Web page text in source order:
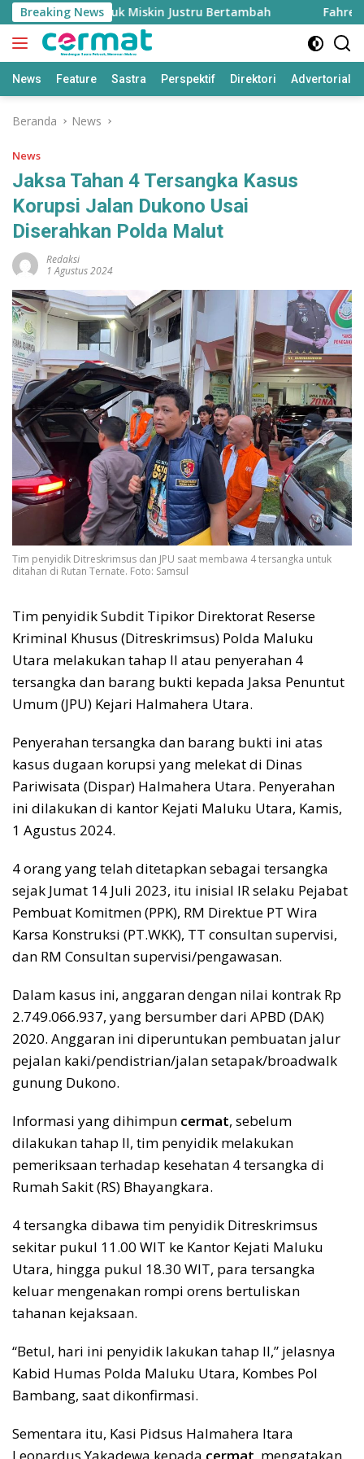
Langsung
ke
konten
Breaking News
Penduduk Miskin Justru Bertambah Fahreza
News Feature Sastra Perspektif Direktori Advertorial
Beranda News
News
Jaksa Tahan 4 Tersangka Kasus
Korupsi Jalan Dukono Usai
Diserahkan Polda Malut
Redaksi
1 Agustus 2024
Tim penyidik Ditreskrimsus dan JPU saat membawa 4 tersangka untuk
ditahan di Rutan Ternate. Foto: Samsul
Tim penyidik Subdit Tipikor Direktorat Reserse
Kriminal Khusus (Ditreskrimsus) Polda Maluku
Utara melakukan tahap II atau penyerahan 4
tersangka dan barang bukti kepada Jaksa Penuntut
Umum (JPU) Kejari Halmahera Utara.
Penyerahan tersangka dan barang bukti ini atas
kasus dugaan korupsi yang melekat di Dinas
Pariwisata (Dispar) Halmahera Utara. Penyerahan
ini dilakukan di kantor Kejati Maluku Utara, Kamis,
1 Agustus 2024.
4 orang yang telah ditetapkan sebagai tersangka
sejak Jumat 14 Juli 2023, itu inisial IR selaku Pejabat
Pembuat Komitmen (PPK), RM Direktue PT Wira
Karsa Konstruksi (PT.WKK), TT consultan supervisi,
dan RM Consultan supervisi/pengawasan.
Dalam kasus ini, anggaran dengan nilai kontrak Rp
2.749.066.937, yang bersumber dari APBD (DAK)
2020. Anggaran ini diperuntukan pembuatan jalur
pejalan kaki/pendistrian/jalan setapak/broadwalk
gunung Dukono.
Informasi yang dihimpun cermat, sebelum
dilakukan tahap II, tim penyidik melakukan
pemeriksaan terhadap kesehatan 4 tersangka di
Rumah Sakit (RS) Bhayangkara.
4 tersangka dibawa tim penyidik Ditreskrimsus
sekitar pukul 11.00 WIT ke Kantor Kejati Maluku
Utara, hingga pukul 18.30 WIT, para tersangka
keluar mengenakan rompi orens bertuliskan
tahanan kejaksaan.
“Betul, hari ini penyidik lakukan tahap II,” jelasnya
Kabid Humas Polda Maluku Utara, Kombes Pol
Bambang, saat dikonfirmasi.
Sementara itu, Kasi Pidsus Halmahera Itara